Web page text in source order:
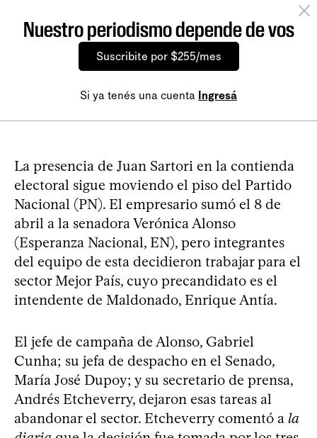
Nuestro periodismo depende de vos
Suscribite por $255/mes
Si ya tenés una cuenta Ingresá
La presencia de Juan Sartori en la contienda
electoral sigue moviendo el piso del Partido
Nacional (PN). El empresario sumó el 8 de
abril a la senadora Verónica Alonso
(Esperanza Nacional, EN), pero integrantes
del equipo de esta decidieron trabajar para el
sector Mejor País, cuyo precandidato es el
intendente de Maldonado, Enrique Antía.
El jefe de campaña de Alonso, Gabriel
Cunha; su jefa de despacho en el Senado,
María José Dupoy; y su secretario de prensa,
Andrés Etcheverry, dejaron esas tareas al
abandonar el sector. Etcheverry comentó a la